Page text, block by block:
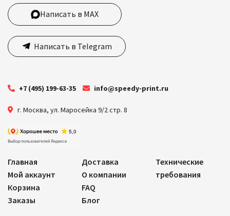
Написать в MAX
Написать в Telegram
+7 (495) 199-63-35 info@speedy-print.ru
г. Москва, ул. Маросейка 9/2 стр. 8
Главная
Мой аккаунт
Корзина
Заказы
Доставка
О компании
FAQ
Блог
Технические
требования